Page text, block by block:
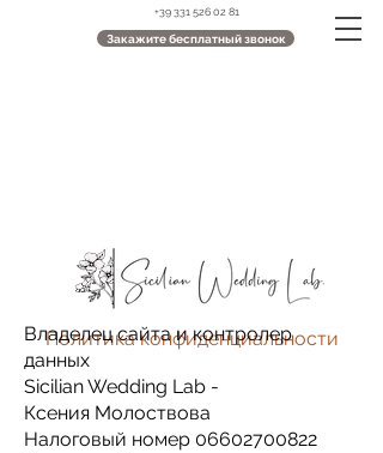
+39 331 526 02 81
Закажите бесплатный звонок
Политика конфиденциальности
Владелец сайта и контролер
данных
Sicilian Wedding Lab -
Ксения Молоствова
Налоговый номер 06602700822